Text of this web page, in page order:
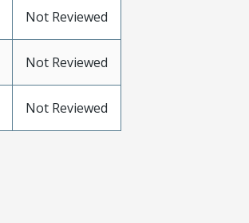
Not Reviewed
Not Reviewed
Not Reviewed